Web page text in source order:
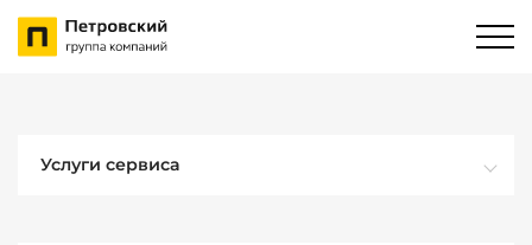
Услуги сервиса